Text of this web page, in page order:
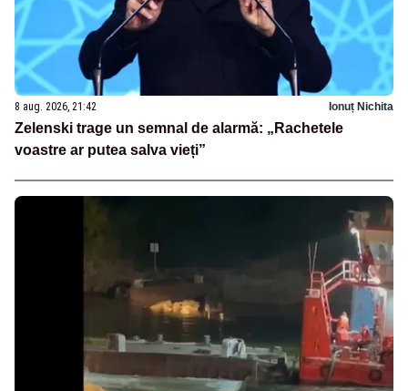
8 aug. 2026, 21:42 Ionuț Nichita
Zelenski trage un semnal de alarmă: „Rachetele
voastre ar putea salva vieți”